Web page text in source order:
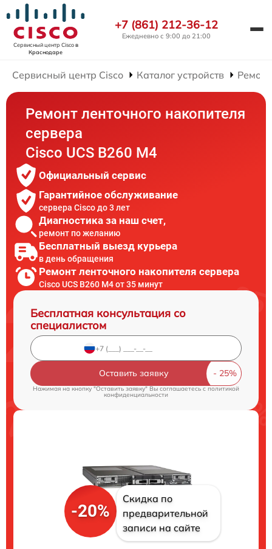
Сервисный центр Ciscoв
Краснодаре
+7 (861) 212-36-12
Ежедневно с 9:00 до 21:00
Сервисный центр Cisco Каталог устройств
Ремонт ленточного накопителя
сервера
Cisco UCS B260 M4
Официальный сервис
Гарантийное обслуживание
сервера Cisco до 3 лет
Диагностика за наш счет,
ремонт по желанию
Бесплатный выезд курьера
в день обращения
Ремонт ленточного накопителя сервера
Cisco UCS B260 M4 от 35 минут
Бесплатная консультация со
специалистом
Оставить заявку
Нажимая на кнопку "Оставить заявку" Вы соглашаетесь cполитикой
конфиденциальности
-20%
Скидка по
предварительной
записи на сайте